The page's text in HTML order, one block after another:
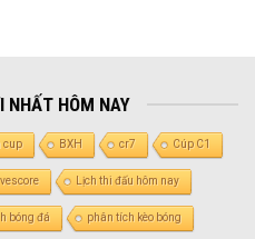
NHẤT HÔM NAY
cup BXH cr7 Cúp C1
Lịch thi đấu hôm nay
bóng đá phân tích kèo bóng